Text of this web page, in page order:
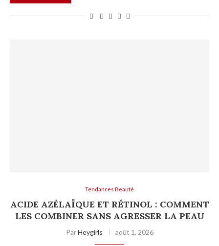
Tendances Beauté
ACIDE AZÉLAÏQUE ET RÉTINOL : COMMENT
LES COMBINER SANS AGRESSER LA PEAU
ParHeygirls août 1, 2026